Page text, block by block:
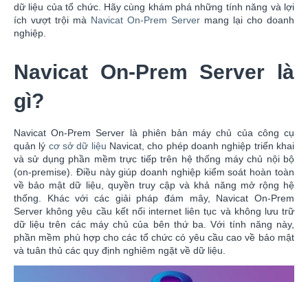
dữ liệu của tổ chức. Hãy cùng khám phá những tính năng và lợi
ích vượt trội mà Navicat On-Prem Server mang lại cho doanh
nghiệp.
Navicat On-Prem Server là
gì?
Navicat On-Prem Server là phiên bản máy chủ của công cụ
quản lý cơ sở dữ liệu Navicat, cho phép doanh nghiệp triển khai
và sử dụng phần mềm trực tiếp trên hệ thống máy chủ nội bộ
(on-premise). Điều này giúp doanh nghiệp kiểm soát hoàn toàn
về bảo mật dữ liệu, quyền truy cập và khả năng mở rộng hệ
thống. Khác với các giải pháp đám mây, Navicat On-Prem
Server không yêu cầu kết nối internet liên tục và không lưu trữ
dữ liệu trên các máy chủ của bên thứ ba. Với tính năng này,
phần mềm phù hợp cho các tổ chức có yêu cầu cao về bảo mật
và tuân thủ các quy định nghiêm ngặt về dữ liệu.